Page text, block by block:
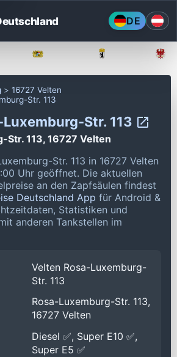
DE
16727 Velten
Str. 113
Str. 113
Str. 113, 16727 Velten
Str. 113 in 16727 Velten
Uhr geöffnet. Die aktuellen
an den Zapfsäulen findest
Deutschland App für Android &
Statistiken und
anderen Tankstellen im
Velten Rosa-Luxemburg-
Str. 113
Rosa-Luxemburg-Str. 113,
16727 Velten
Diesel ✅, Super E10 ✅,
Super E5 ✅